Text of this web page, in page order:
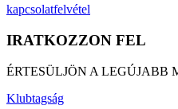
kapcsolatfelvétel
IRATKOZZON FEL
ÉRTESÜLJÖN A LEGÚJABB
Klubtagság